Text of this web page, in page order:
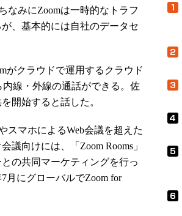
なみにZoomは一時的なトラフ
、基本的には自社のデータセ
がクラウドで運用するクラウド
線・外線の通話ができる。佐
開始すると話した。
スマホによるWeb会議を超えた
向けには、「Zoom Rooms」
の共同マーケティングを行っ
月にグローバルでZoom for